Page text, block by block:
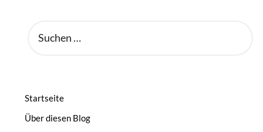
NACH:
Startseite
Über diesen Blog